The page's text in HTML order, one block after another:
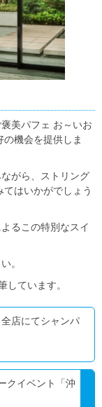
美パフェ お～いお
機会を提供しま
がら、ストリング
はいかがでしょう
るこの特別なスイ
。
ています。
店にてシャンパ
クイベント「沖